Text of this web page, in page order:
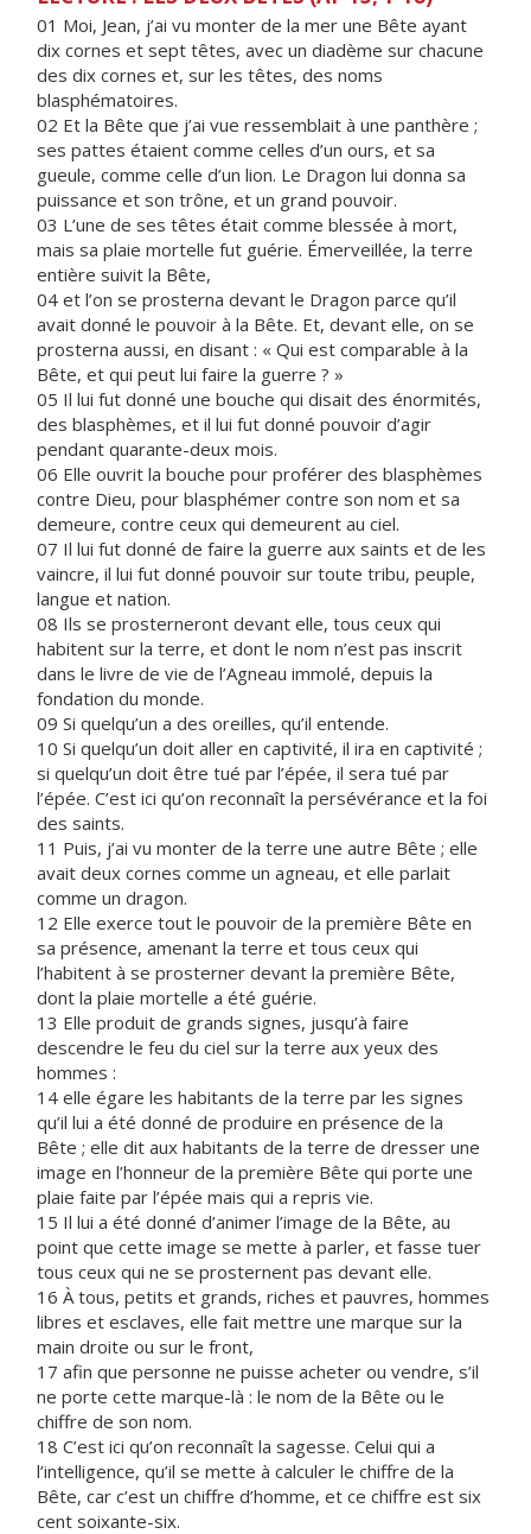
01 Moi, Jean, j’ai vu monter de la mer une Bête ayant
dix cornes et sept têtes, avec un diadème sur chacune
des dix cornes et, sur les têtes, des noms
blasphématoires.
02 Et la Bête que j’ai vue ressemblait à une panthère ;
ses pattes étaient comme celles d’un ours, et sa
gueule, comme celle d’un lion. Le Dragon lui donna sa
puissance et son trône, et un grand pouvoir.
03 L’une de ses têtes était comme blessée à mort,
mais sa plaie mortelle fut guérie. Émerveillée, la terre
entière suivit la Bête,
04 et l’on se prosterna devant le Dragon parce qu’il
avait donné le pouvoir à la Bête. Et, devant elle, on se
prosterna aussi, en disant : « Qui est comparable à la
Bête, et qui peut lui faire la guerre ? »
05 Il lui fut donné une bouche qui disait des énormités,
des blasphèmes, et il lui fut donné pouvoir d’agir
pendant quarante-deux mois.
06 Elle ouvrit la bouche pour proférer des blasphèmes
contre Dieu, pour blasphémer contre son nom et sa
demeure, contre ceux qui demeurent au ciel.
07 Il lui fut donné de faire la guerre aux saints et de les
vaincre, il lui fut donné pouvoir sur toute tribu, peuple,
langue et nation.
08 Ils se prosterneront devant elle, tous ceux qui
habitent sur la terre, et dont le nom n’est pas inscrit
dans le livre de vie de l’Agneau immolé, depuis la
fondation du monde.
09 Si quelqu’un a des oreilles, qu’il entende.
10 Si quelqu’un doit aller en captivité, il ira en captivité ;
si quelqu’un doit être tué par l’épée, il sera tué par
l’épée. C’est ici qu’on reconnaît la persévérance et la foi
des saints.
11 Puis, j’ai vu monter de la terre une autre Bête ; elle
avait deux cornes comme un agneau, et elle parlait
comme un dragon.
12 Elle exerce tout le pouvoir de la première Bête en
sa présence, amenant la terre et tous ceux qui
l’habitent à se prosterner devant la première Bête,
dont la plaie mortelle a été guérie.
13 Elle produit de grands signes, jusqu’à faire
descendre le feu du ciel sur la terre aux yeux des
hommes :
14 elle égare les habitants de la terre par les signes
qu’il lui a été donné de produire en présence de la
Bête ; elle dit aux habitants de la terre de dresser une
image en l’honneur de la première Bête qui porte une
plaie faite par l’épée mais qui a repris vie.
15 Il lui a été donné d’animer l’image de la Bête, au
point que cette image se mette à parler, et fasse tuer
tous ceux qui ne se prosternent pas devant elle.
16 À tous, petits et grands, riches et pauvres, hommes
libres et esclaves, elle fait mettre une marque sur la
main droite ou sur le front,
17 afin que personne ne puisse acheter ou vendre, s’il
ne porte cette marque-là : le nom de la Bête ou le
chiffre de son nom.
18 C’est ici qu’on reconnaît la sagesse. Celui qui a
l’intelligence, qu’il se mette à calculer le chiffre de la
Bête, car c’est un chiffre d’homme, et ce chiffre est six
cent soixante-six.